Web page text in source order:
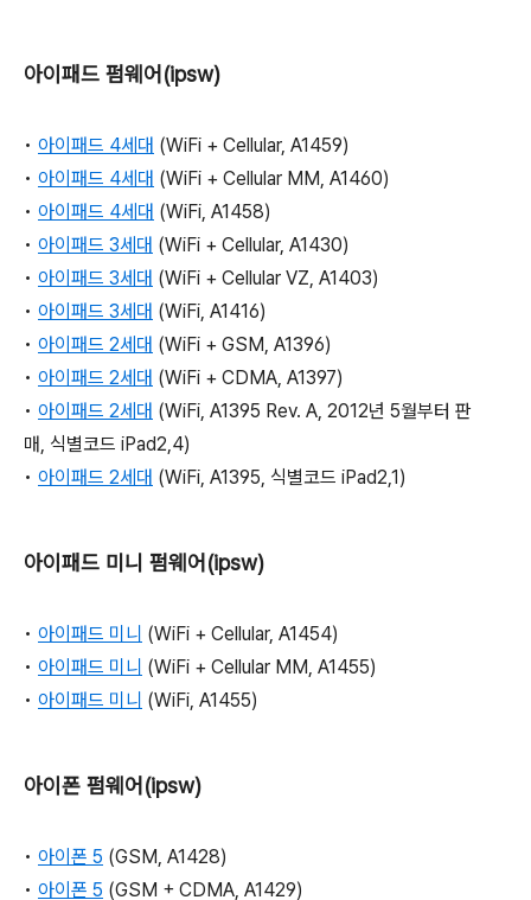
아이패드 펌웨어(ipsw)
• 아이패드 4세대 (WiFi + Cellular, A1459)
• 아이패드 4세대 (WiFi + Cellular MM, A1460)
• 아이패드 4세대 (WiFi, A1458)
• 아이패드 3세대 (WiFi + Cellular, A1430)
• 아이패드 3세대 (WiFi + Cellular VZ, A1403)
• 아이패드 3세대 (WiFi, A1416)
• 아이패드 2세대 (WiFi + GSM, A1396)
• 아이패드 2세대 (WiFi + CDMA, A1397)
• 아이패드 2세대 (WiFi, A1395 Rev. A, 2012년 5월부터 판
매, 식별코드 iPad2,4)
• 아이패드 2세대 (WiFi, A1395, 식별코드 iPad2,1)
아이패드 미니 펌웨어(ipsw)
• 아이패드 미니 (WiFi + Cellular, A1454)
• 아이패드 미니 (WiFi + Cellular MM, A1455)
• 아이패드 미니 (WiFi, A1455)
아이폰 펌웨어(ipsw)
• 아이폰 5 (GSM, A1428)
• 아이폰 5 (GSM + CDMA, A1429)